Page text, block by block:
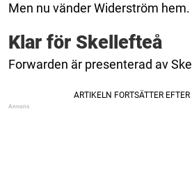
Men nu vänder Widerström hem.
Klar för Skellefteå
Forwarden är presenterad av